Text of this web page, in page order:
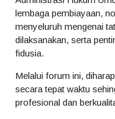
lembaga pembiayaan,
menyeluruh mengenai
dilaksanakan, serta
fidusia.
Melalui forum ini,
secara tepat waktu
profesional dan